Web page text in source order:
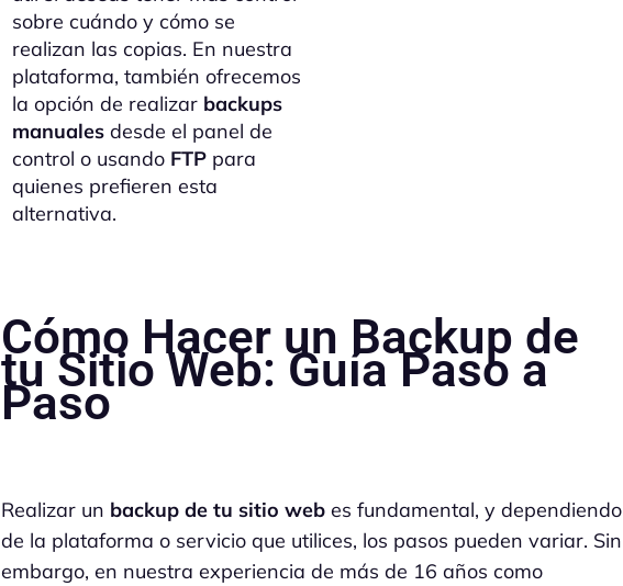
sobre cuándo y cómo se
realizan las copias. En nuestra
plataforma, también ofrecemos
la opción de realizar backups
manuales desde el panel de
control o usando FTP para
quienes prefieren esta
alternativa.
Cómo Hacer un Backup de
tu Sitio Web: Guía Paso a
Paso
Realizar un backup de tu sitio web es fundamental, y dependiendo
de la plataforma o servicio que utilices, los pasos pueden variar. Sin
embargo, en nuestra experiencia de más de 16 años como